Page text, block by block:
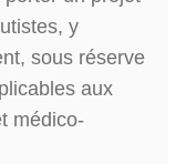
y
sous réserve
aux
médico-